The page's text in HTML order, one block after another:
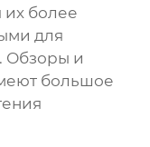
их более
для
Обзоры и
большое